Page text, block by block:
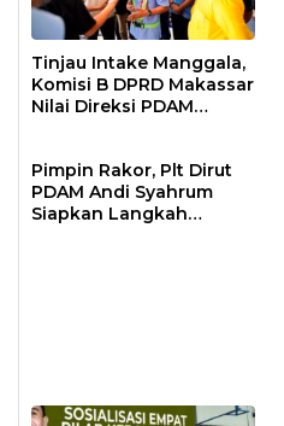
Tinjau Intake Manggala,
Komisi B DPRD Makassar
Nilai Direksi PDAM
Pimpin Rakor, Plt Dirut
PDAM Andi Syahrum
Siapkan Langkah